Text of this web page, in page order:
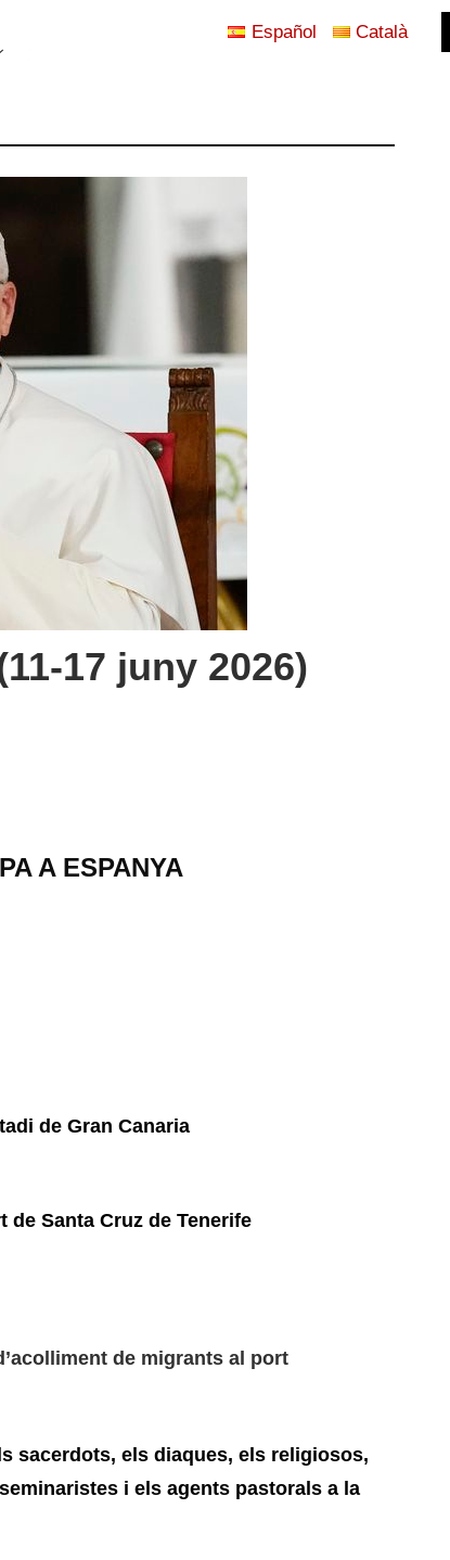
d'Avui
Español Català
17 juny 2026)
A ESPANYA
de Gran Canaria
Santa Cruz de Tenerife
de migrants al port
sacerdots, els diaques, els religiosos,
i els agents pastorals a la